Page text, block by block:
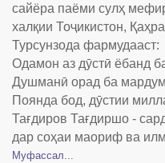
сайёра паёми сулҳ
халқии Тоҷикистон,
Турсунзода фармудааст:
Одамон аз дӯстӣ ёбанд
Душманӣ орад ба мардум
Поянда бод, дӯстии
Тағдиров Тағдиршо -
дар соҳаи маориф ва
Муфассал...